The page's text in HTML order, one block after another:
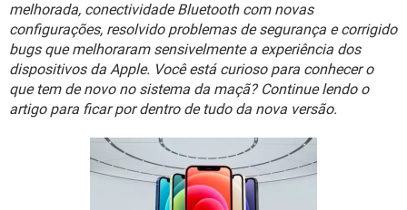
INSTAGRAM GMAIL
GUIA DE COMPRAS
OUTLOOK EXCEL
INSTAGRAM GMAIL
GUIA DE COMPRAS
melhorada, conectividade Bluetooth com novas
configurações, resolvido problemas de segurança e corrigido
bugs que melhoraram sensivelmente a experiência dos
dispositivos da Apple. Você está curioso para conhecer o
que tem de novo no sistema da maçã? Continue lendo o
artigo para ficar por dentro de tudo da nova versão.